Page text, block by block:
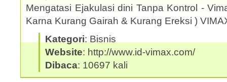
Mengatasi Ejakulasi dini Tanpa Kontrol -
Karna Kurang Gairah & Kurang Ereksi )
Kategori: Bisnis
Website: http://www.id-vimax.com/
Dibaca: 10697 kali